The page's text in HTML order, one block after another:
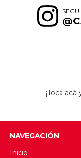
¡Toca
NAVEGACIÓN
Inicio